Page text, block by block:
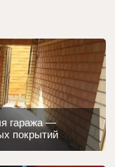
гаража —
покрытий